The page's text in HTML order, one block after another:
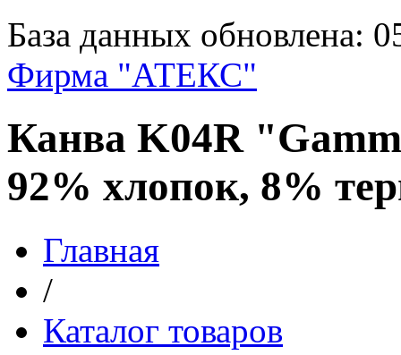
База данных обновлена:
Фирма "АТЕКС"
Канва K04R
92% хлопок, 8%
Главная
/
Каталог товаров